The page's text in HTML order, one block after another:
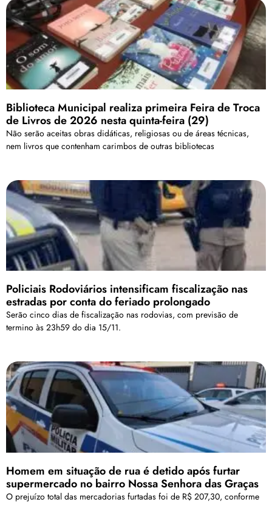
Biblioteca Municipal realiza primeira Feira de Troca
de Livros de 2026 nesta quinta-feira (29)
Não serão aceitas obras didáticas, religiosas ou de áreas técnicas,
nem livros que contenham carimbos de outras bibliotecas
Policiais Rodoviários intensificam fiscalização nas
estradas por conta do feriado prolongado
Serão cinco dias de fiscalização nas rodovias, com previsão de
termino às 23h59 do dia 15/11.
Homem em situação de rua é detido após furtar
supermercado no bairro Nossa Senhora das Graças
O prejuízo total das mercadorias furtadas foi de R$ 207,30, conforme